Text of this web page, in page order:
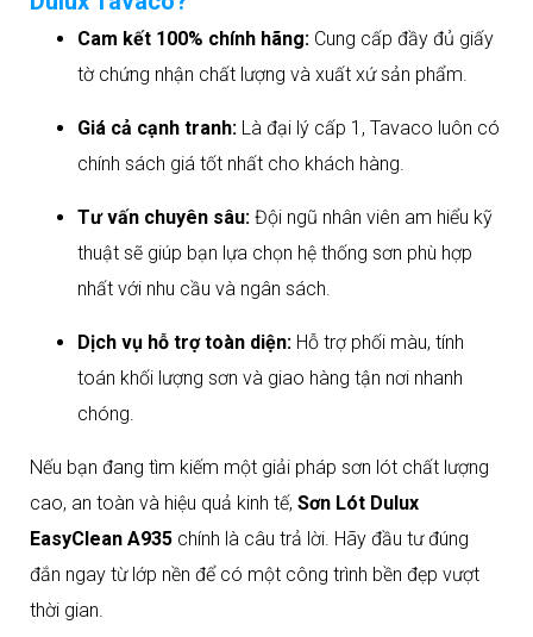
Cam kết 100% chính hãng: Cung cấp đầy đủ giấy
tờ chứng nhận chất lượng và xuất xứ sản phẩm.
Giá cả cạnh tranh: Là đại lý cấp 1, Tavaco luôn có
chính sách giá tốt nhất cho khách hàng.
Tư vấn chuyên sâu: Đội ngũ nhân viên am hiểu kỹ
thuật sẽ giúp bạn lựa chọn hệ thống sơn phù hợp
nhất với nhu cầu và ngân sách.
Dịch vụ hỗ trợ toàn diện: Hỗ trợ phối màu, tính
toán khối lượng sơn và giao hàng tận nơi nhanh
chóng.
Nếu bạn đang tìm kiếm một giải pháp sơn lót chất lượng
cao, an toàn và hiệu quả kinh tế, Sơn Lót Dulux
EasyClean A935 chính là câu trả lời. Hãy đầu tư đúng
đắn ngay từ lớp nền để có một công trình bền đẹp vượt
thời gian.